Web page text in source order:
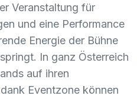
Veranstaltung für
und eine Performance
Energie der Bühne
In ganz Österreich
auf ihren
Eventzone können